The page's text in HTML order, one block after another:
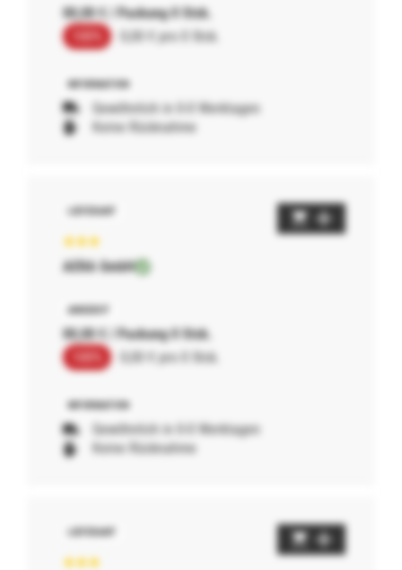
00,00 € / Packung 0 Stck.
0,00 € pro 0 Stck.
Gewöhnlich in 0-0 Werktagen
Keine Rücknahme
AERA GmbH
00,00 € / Packung 0 Stck.
0,00 € pro 0 Stck.
Gewöhnlich in 0-0 Werktagen
Keine Rücknahme